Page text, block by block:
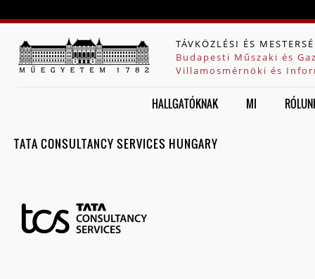
TÁVKÖZLÉSI ÉS
Budapesti Műszaki és
Villamosmérnöki és
HALLGATÓKNAK MI
TATA CONSULTANCY SERVICES HUNGARY